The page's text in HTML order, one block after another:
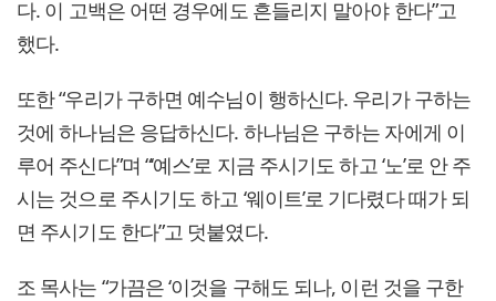
다. 이 고백은 어떤 경우에도 흔들리지 말아야 한다”고
했다.
또한 “우리가 구하면 예수님이 행하신다. 우리가 구하는
것에 하나님은 응답하신다. 하나님은 구하는 자에게 이
루어 주신다”며 “‘예스’로 지금 주시기도 하고 ‘노’로 안 주
시는 것으로 주시기도 하고 ‘웨이트’로 기다렸다 때가 되
면 주시기도 한다”고 덧붙였다.
조 목사는 “가끔은 ‘이것을 구해도 되나, 이런 것을 구한